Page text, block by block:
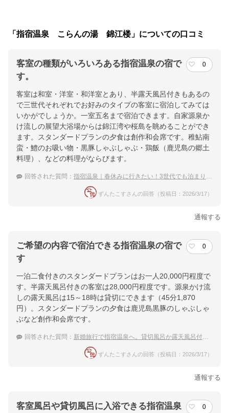
チェックイン 15:00(最終チェックイン：19:30)
ト
交通アクセス
JR指宿枕崎線 宮ヶ浜駅より徒歩9分（宮ケ浜駅からの送迎サー
ビス有※要連絡）九州道終点から国道226号線を走って50分
提供：楽天トラベル
楽天トラベルで
ホテル詳細を詳しく見る
「指宿温泉 こらんの湯 錦江楼」についての口コミ
客室の種類がいろいろある指宿温泉の宿で
す。
0
客室は和室・洋室・和洋室とあり、半露天風呂付きもあるの
で三世代それぞれでお好みのタイプの客室に宿泊してみては
いかがでしょうか。一室五名まで宿泊できます。自家源泉か
け流しの展望大浴場からは錦江湾や桜島を眺めることができ
ます。スタンダードプランの夕食は創作和会席です。稚鮎南
蛮・鱧のお吸い物・黒豚しゃぶしゃぶ・鶏飯（鹿児島の郷土
料理）、などの料理がならびます。
回答された質問： 指宿温泉｜春休みに行きたい！3世代でも泊まりやすい宿のおすすめは？
ずんたこすさんの回答（投稿日：2026/3/17）
通報する
ご希望の内容で宿泊できる指宿温泉の宿で
す
0
一泊二食付きのスタンダードプランはお一人20,000円程度で
す。半露天風呂付きの客室は28,000円程度です。源泉かけ流
しの露天風呂は15～18時は貸切にできます（45分1,870
円）。スタンダードプランの夕食は鹿児島黒豚のしゃぶしゃ
ぶなど創作和会席です。
回答された質問： 新婚旅行で指宿温泉へ。貸切風呂か露天風呂付きの部屋がある温泉宿は？
ずんたこすさんの回答（投稿日：2026/3/17）
通報する
客室風呂や貸切風呂に入浴できる指宿温泉
0